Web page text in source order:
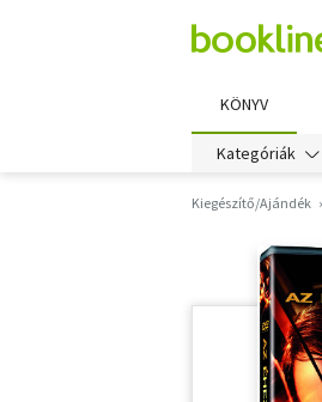
KÖNYV
Kategóriák
Kiegészítő/Ajándék